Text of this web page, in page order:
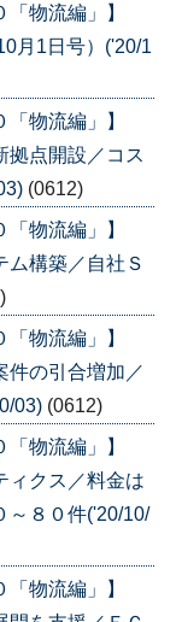
「物流編」】
月1日号）('20/1
「物流編」】
拠点開設／コス
(0612)
「物流編」】
ム構築／自社Ｓ
「物流編」】
件の引合増加／
03) (0612)
「物流編」】
ィクス／料金は
～８０件('20/10/
「物流編」】